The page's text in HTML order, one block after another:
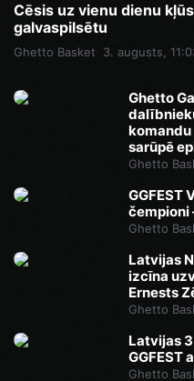
Cēsis uz vienu dienu
galvaspilsētu
Ghetto Basket 3. augusts,
Ghetto
sarūpē
Ghetto
GGFEST
čempioni
Ghetto
Latvijas
izcīna
Ernests
Ghetto
Latvijas
GGFEST
Ghetto